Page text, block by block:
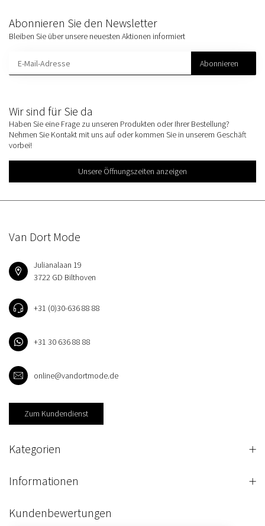
Wir sind für Sie da
Haben Sie eine Frage zu unseren Produkten oder Ihrer Bestellung?
Nehmen Sie Kontakt mit uns auf oder kommen Sie in unserem Geschäft
vorbei!
Unsere Öffnungszeiten anzeigen
Abonnieren Sie den Newsletter
Bleiben Sie über unsere neuesten Aktionen informiert
Abonnieren
Van Dort Mode
Julianalaan 19
3722 GD Bilthoven
+31 (0)30-636 88 88
+31 30 636 88 88
online@vandortmode.de
Zum Kundendienst
Kategorien
Informationen
Kundenbewertungen